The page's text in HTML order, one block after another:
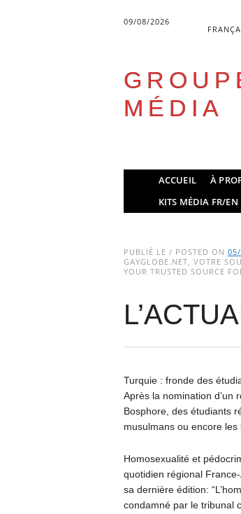
09/08/2026
MÉDIA
Main menu
ACCUEIL À
KITS MÉDIA FR/EN
PUBLIÉ LE / POSTED ON
GAYGLOBE.NET, VOTRE
YOUR TRUSTED SOURCE
Turquie : fronde des
Après la nomination d’un
Bosphore, des étudiants
musulmans ou encore
Homosexualité et
quotidien régional
sa dernière édition:
condamné par le tribunal